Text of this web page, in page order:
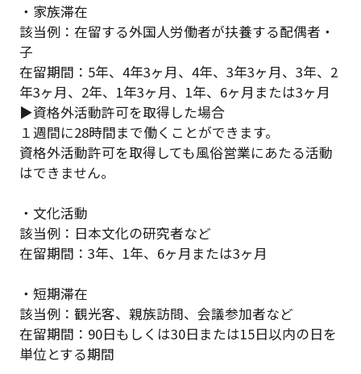
・家族滞在
該当例：在留する外国人労働者が扶養する配偶者・
子
在留期間：5年、4年3ヶ月、4年、3年3ヶ月、3年、2
年3ヶ月、2年、1年3ヶ月、1年、6ヶ月または3ヶ月
▶︎資格外活動許可を取得した場合
１週間に28時間まで働くことができます。
資格外活動許可を取得しても風俗営業にあたる活動
はできません。
・文化活動
該当例：日本文化の研究者など
在留期間：3年、1年、6ヶ月または3ヶ月
・短期滞在
該当例：観光客、親族訪問、会議参加者など
在留期間：90日もしくは30日または15日以内の日を
単位とする期間